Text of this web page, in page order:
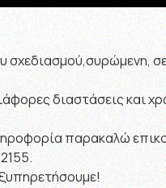
σχεδιασμού,συρώμενη,
διαστάσεις
παρακαλώ